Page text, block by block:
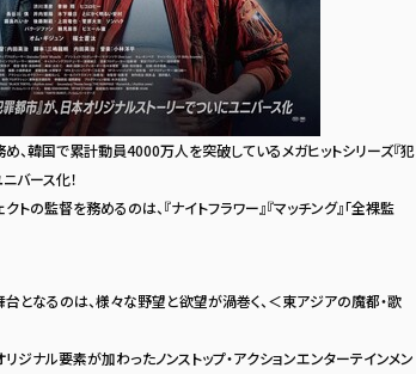
め、韓国で累計動員4000万人を突破しているメガヒットシリーズ『犯
バース化！
の監督を務めるのは、『ナイトフラワー』『マッチング』「全裸監
となるのは、様々な野望と欲望が渦巻く、＜東アジアの魔都・歌
ジナル要素が加わったノンストップ・アクションエンターテインメン